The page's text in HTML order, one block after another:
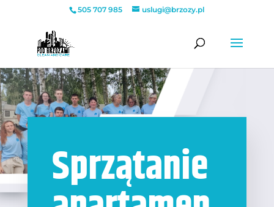
505 707 985 uslugi@brzozy.pl
Sprzątanie